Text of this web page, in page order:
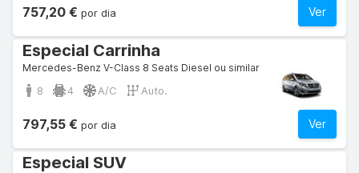
Ver
757,20 € por dia
Especial Carrinha
Mercedes-Benz V-Class 8 Seats Diesel ou similar
8 4 A/C Auto.
Ver
797,55 € por dia
Especial SUV